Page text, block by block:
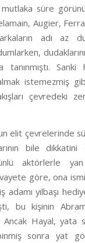
süre
Augier,
adı az
tanınmıştı.
istemezmiş
çevredeki
elit çevrelerinde
bile dikkatini
aktörlerle
göre, ona
adamı yılbaşı
bu kişinin
Ancak Hayal, yata
sonra yat